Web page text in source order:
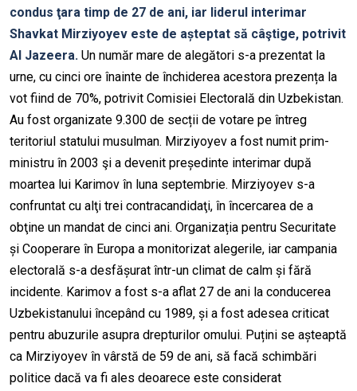
condus ţara timp de 27 de ani, iar liderul interimar
Shavkat Mirziyoyev este de așteptat să câştige, potrivit
Al Jazeera. Un număr mare de alegători s-a prezentat la
urne, cu cinci ore înainte de închiderea acestora prezența la
vot fiind de 70%, potrivit Comisiei Electorală din Uzbekistan.
Au fost organizate 9.300 de secții de votare pe întreg
teritoriul statului musulman. Mirziyoyev a fost numit prim-
ministru în 2003 şi a devenit președinte interimar după
moartea lui Karimov în luna septembrie. Mirziyoyev s-a
confruntat cu alţi trei contracandidaţi, în încercarea de a
obţine un mandat de cinci ani. Organizația pentru Securitate
și Cooperare în Europa a monitorizat alegerile, iar campania
electorală s-a desfășurat într-un climat de calm și fără
incidente. Karimov a fost s-a aflat 27 de ani la conducerea
Uzbekistanului începând cu 1989, și a fost adesea criticat
pentru abuzurile asupra drepturilor omului. Puțini se așteaptă
ca Mirziyoyev în vârstă de 59 de ani, să facă schimbări
politice dacă va fi ales deoarece este considerat